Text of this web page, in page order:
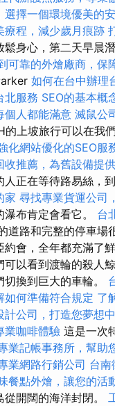
選擇一個環境優美的
療程，減少歲月痕跡
鬆身心，第二天早晨
可靠的外燴廠商，保
如何在台中辦理
北服務 SEO的基本概
個人都能滿意 滅鼠公
的上坡旅行可以在我
化網站優化的SEO服
收推薦，為舊設備提
人正在等待路易絲，
家 尋找專業貨運公司
瀑布肯定會看它。 台
道路和完整的停車場
約會，全年都充滿了
可以看到渡輪的殺人
切換到巨大的車輪。
如何準備符合規定 了
計公司，打造您夢想
業咖啡體驗 這是一次
業記帳事務所，幫助
業網路行銷公司 台南
餐點外燴，讓您的活
從開闊的海洋封閉。